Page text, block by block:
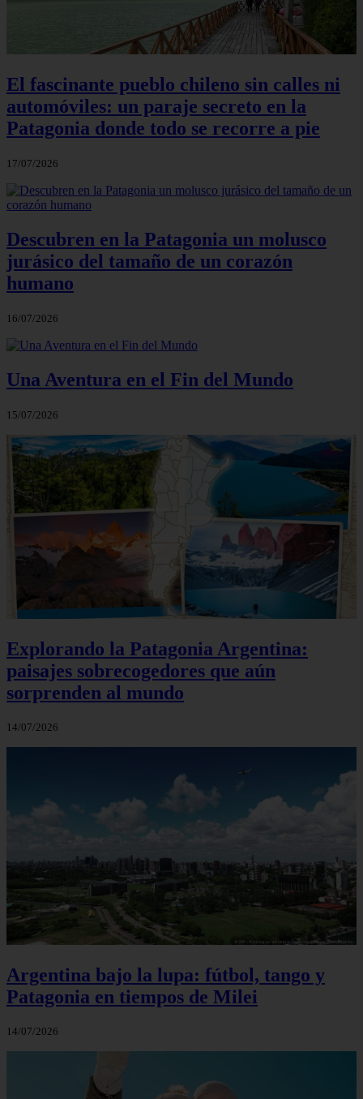
El fascinante pueblo chileno sin calles ni
automóviles: un paraje secreto en la
Patagonia donde todo se recorre a pie
17/07/2026
Descubren en la Patagonia un molusco
jurásico del tamaño de un corazón
humano
16/07/2026
Una Aventura en el Fin del Mundo
15/07/2026
Explorando la Patagonia Argentina:
paisajes sobrecogedores que aún
sorprenden al mundo
14/07/2026
Argentina bajo la lupa: fútbol, tango y
Patagonia en tiempos de Milei
14/07/2026